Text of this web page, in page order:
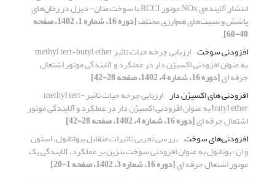
انتشار آلاینده‌ی NOx موتور RCCI با سوخت متان- دیزل در زمان‌های
پاشش و نسبت‌های هم‌ارزی مختلف [دوره 16، شماره 1، 1402، صفحه
40-60]
افزودنی سوخت
ارزیابی چرخه حیات تاثیر methyl tert-butyl ether
به عنوان افزودنی اکسیژن دار در عملکرد و آلایندگی موتور اشتعال
جرقه ای[دوره 16، شماره 4، 1402، صفحه 28-42]
افزودنی های اکسیژن دار
ارزیابی چرخه حیات تاثیر methyl tert-
butyl ether به عنوان افزودنی اکسیژن دار در عملکرد و آلایندگی موتور
اشتعال جرقه ای[دوره 16، شماره 4، 1402، صفحه 28-42]
افزودنی‌های سوخت بررسی تجربی تاثیرات متقابل بیواتانول، استون
و ان-بوتانول به عنوان افزودنی سوخت بنزین بر عملکرد، آلایندگی یک
موتور اشتعال جرقه ای[دوره 16، شماره 3، 1402، صفحه 1-20]